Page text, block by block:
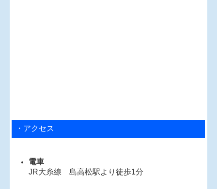
・アクセス
電車
JR大糸線 島高松駅より徒歩1分